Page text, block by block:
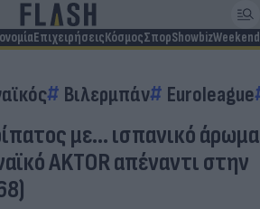
ΕπιχειρήσειςΚόσμοςΣπορShowbizWeekend
Βιλερμπάν Euroleague
με... ισπανικό άρωμα
AKTOR απέναντι στην